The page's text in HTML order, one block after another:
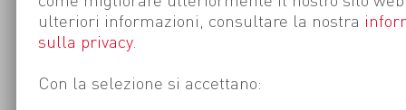
ulteriori informazioni, consultare la nostra
sulla privacy.
Con la selezione si accettano: